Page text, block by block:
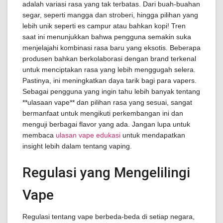
adalah variasi rasa yang tak terbatas. Dari buah-buahan
segar, seperti mangga dan stroberi, hingga pilihan yang
lebih unik seperti es campur atau bahkan kopi! Tren
saat ini menunjukkan bahwa pengguna semakin suka
menjelajahi kombinasi rasa baru yang eksotis. Beberapa
produsen bahkan berkolaborasi dengan brand terkenal
untuk menciptakan rasa yang lebih menggugah selera.
Pastinya, ini meningkatkan daya tarik bagi para vapers.
Sebagai pengguna yang ingin tahu lebih banyak tentang
**ulasaan vape** dan pilihan rasa yang sesuai, sangat
bermanfaat untuk mengikuti perkembangan ini dan
menguji berbagai flavor yang ada. Jangan lupa untuk
membaca ulasan vape edukasi untuk mendapatkan
insight lebih dalam tentang vaping.
Regulasi yang Mengelilingi
Vape
Regulasi tentang vape berbeda-beda di setiap negara,